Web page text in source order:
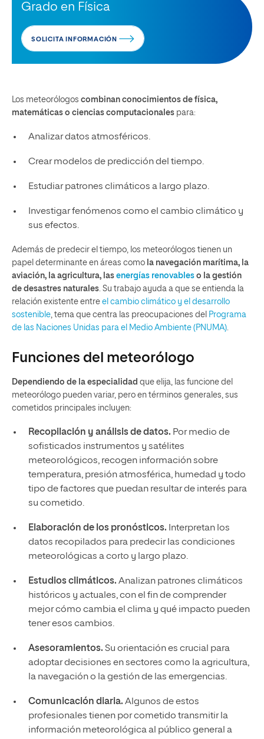
Grado en Física
SOLICITA INFORMACIÓN
Los meteorólogos combinan conocimientos de física,
matemáticas o ciencias computacionales para:
Analizar datos atmosféricos.
Crear modelos de predicción del tiempo.
Estudiar patrones climáticos a largo plazo.
Investigar fenómenos como el cambio climático y
sus efectos.
Además de predecir el tiempo, los meteorólogos tienen un
papel determinante en áreas como la navegación marítima, la
aviación, la agricultura, las energías renovables o la gestión
de desastres naturales . Su trabajo ayuda a que se entienda la
relación existente entre el cambio climático y el desarrollo
sostenible , tema que centra las preocupaciones del Programa
de las Naciones Unidas para el Medio Ambiente (PNUMA)
Funciones del meteorólogo
Dependiendo de la especialidad que elija, las funcione del
meteorólogo pueden variar, pero en términos generales, sus
cometidos principales incluyen:
Recopilación y análisis de datos. Por medio de
sofisticados instrumentos y satélites
meteorológicos, recogen información sobre
temperatura, presión atmosférica, humedad y todo
tipo de factores que puedan resultar de interés para
su cometido.
Elaboración de los pronósticos. Interpretan los
datos recopilados para predecir las condiciones
meteorológicas a corto y largo plazo.
Estudios climáticos. Analizan patrones climáticos
históricos y actuales, con el fin de comprender
mejor cómo cambia el clima y qué impacto pueden
tener esos cambios.
Asesoramientos. Su orientación es crucial para
adoptar decisiones en sectores como la agricultura,
la navegación o la gestión de las emergencias.
Comunicación diaria. Algunos de estos
profesionales tienen por cometido transmitir la
información meteorológica al público general a